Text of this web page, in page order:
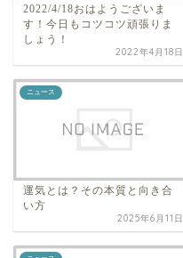
2022/4/18おはようございま
す！今日もコツコツ頑張りま
しょう！
2022年4月18日
ニュース
運気とは？その本質と向き合
い方
2025年6月11日